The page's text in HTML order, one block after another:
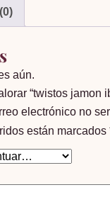
aún.
“twistos jamon
electrónico no
están marcados